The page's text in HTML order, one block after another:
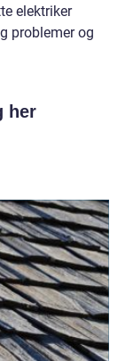
elektriker
problemer og
her